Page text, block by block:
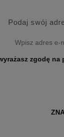
Podaj swój
Twoich danych